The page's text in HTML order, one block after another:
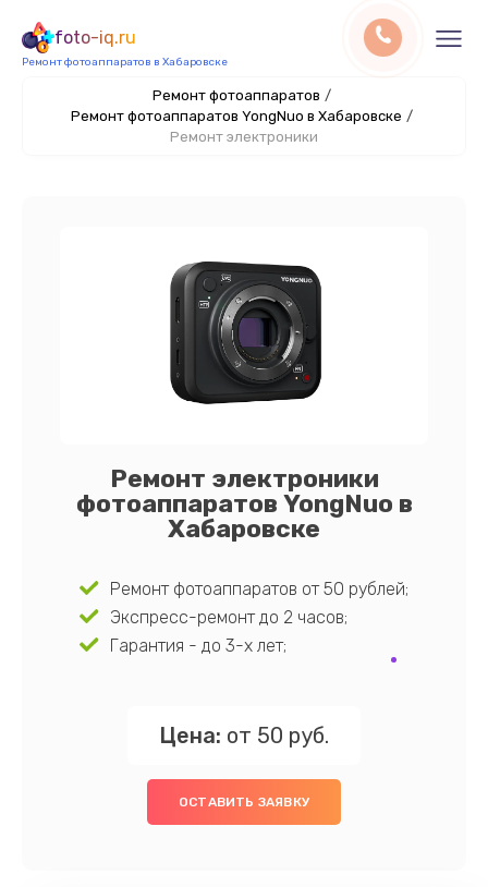
foto-iq.ru
Ремонт фотоаппаратов в Хабаровске
Ремонт фотоаппаратов /
Ремонт фотоаппаратов YongNuo в Хабаровске /
Ремонт электроники
Ремонт электроники
фотоаппаратов YongNuo в
Хабаровске
Ремонт фотоаппаратов от 50 рублей;
Экспресс-ремонт до 2 часов;
Гарантия - до 3-х лет;
Цена: от 50 руб.
ОСТАВИТЬ ЗАЯВКУ